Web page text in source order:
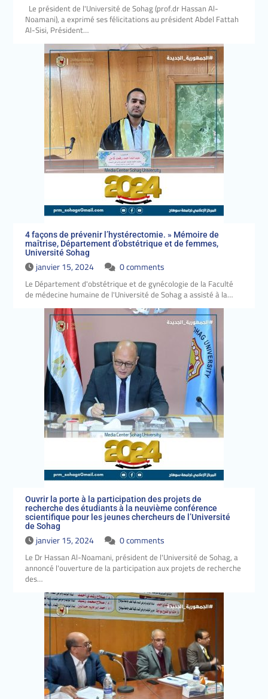
Le président de l'Université de Sohag (prof.dr Hassan Al-
Noamani), a exprimé ses félicitations au président Abdel Fattah
Al-Sisi, Président…
4 façons de prévenir l’hystérectomie. » Mémoire de
maîtrise, Département d’obstétrique et de femmes,
Université Sohag
janvier 15, 2024 0 comments
Le Département d'obstétrique et de gynécologie de la Faculté
de médecine humaine de l'Université de Sohag a assisté à la…
Ouvrir la porte à la participation des projets de
recherche des étudiants à la neuvième conférence
scientifique pour les jeunes chercheurs de l’Université
de Sohag
janvier 15, 2024 0 comments
Le Dr Hassan Al-Noamani, président de l'Université de Sohag, a
annoncé l'ouverture de la participation aux projets de recherche
des…